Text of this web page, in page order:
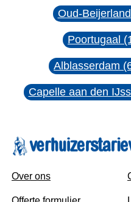
Oud-
Poortugaal
Alblasserdam
Capelle aan den
Over ons